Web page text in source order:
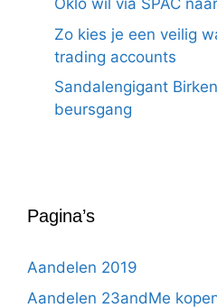
Oklo wil via SPAC
Zo kies je een veilig
trading accounts
Sandalengigant
beursgang
Pagina’s
Aandelen 2019
Aandelen 23andMe